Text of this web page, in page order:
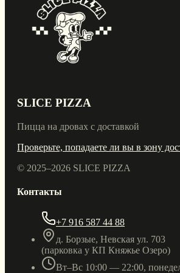
SLICE PIZZA
Пицца на дровах с доставкой
Проверьте, попадаете ли вы в зону
© 2025–2026 SLICE PIZZA
Контакты
+7 916 587 44 88
д. Борзые, Невская ул. 703
(парковка у КП Княжье Озеро)
Вт–Вс 10:00 — 22:00,